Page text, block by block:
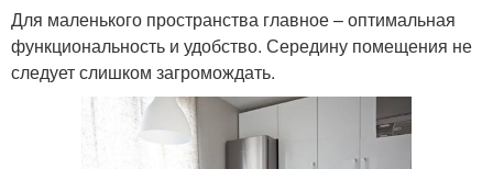
Для маленького пространства главное – оптимальная
функциональность и удобство. Середину помещения не
следует слишком загромождать.